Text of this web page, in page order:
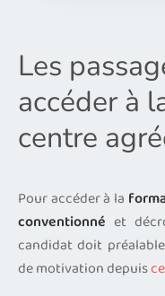
Les
accéder à
centre
Pour accéder à la
conventionné et
candidat doit
de motivation depuis